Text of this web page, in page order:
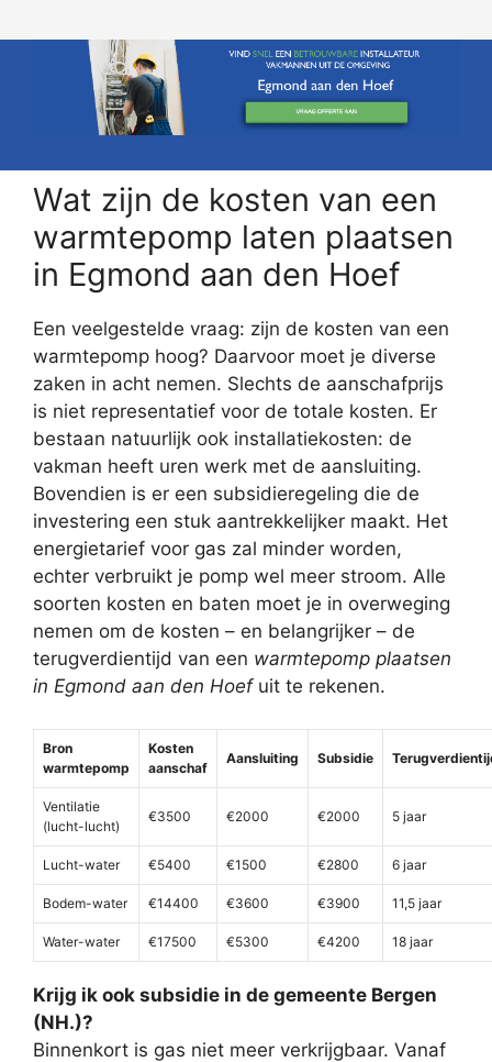
Wat zijn de kosten van een
warmtepomp laten plaatsen
in Egmond aan den Hoef
Een veelgestelde vraag: zijn de kosten van een
warmtepomp hoog? Daarvoor moet je diverse
zaken in acht nemen. Slechts de aanschafprijs
is niet representatief voor de totale kosten. Er
bestaan natuurlijk ook installatiekosten: de
vakman heeft uren werk met de aansluiting.
Bovendien is er een subsidieregeling die de
investering een stuk aantrekkelijker maakt. Het
energietarief voor gas zal minder worden,
echter verbruikt je pomp wel meer stroom. Alle
soorten kosten en baten moet je in overweging
nemen om de kosten – en belangrijker – de
terugverdientijd van een warmtepomp plaatsen
in Egmond aan den Hoefuit te rekenen.
Bron
warmtepomp
Kosten
aanschaf
Aansluiting Subsidie
Ventilatie
(lucht-lucht)
€3500 €2000 €2000 5 jaar
Lucht-water €5400 €1500 €2800 6 jaar
Bodem-water €14400 €3600 €3900 11,5 jaar
Water-water €17500 €5300 €4200 18 jaar
Krijg ik ook subsidie in de gemeente Bergen
(NH.)?
Binnenkort is gas niet meer verkrijgbaar. Vanaf